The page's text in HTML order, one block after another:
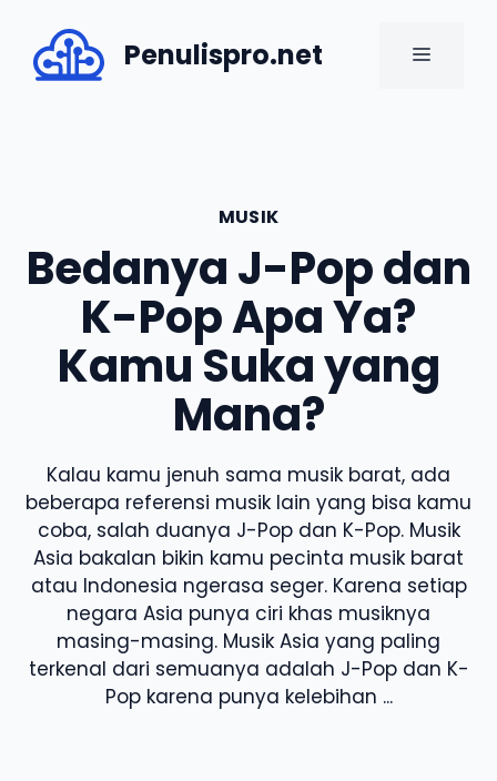
content
Penulispro.net MENU
MUSIK
Bedanya J-Pop dan
K-Pop Apa Ya?
Kamu Suka yang
Mana?
Kalau kamu jenuh sama musik barat, ada
beberapa referensi musik lain yang bisa kamu
coba, salah duanya J-Pop dan K-Pop. Musik
Asia bakalan bikin kamu pecinta musik barat
atau Indonesia ngerasa seger. Karena setiap
negara Asia punya ciri khas musiknya
masing-masing. Musik Asia yang paling
terkenal dari semuanya adalah J-Pop dan K-
Pop karena punya kelebihan ...